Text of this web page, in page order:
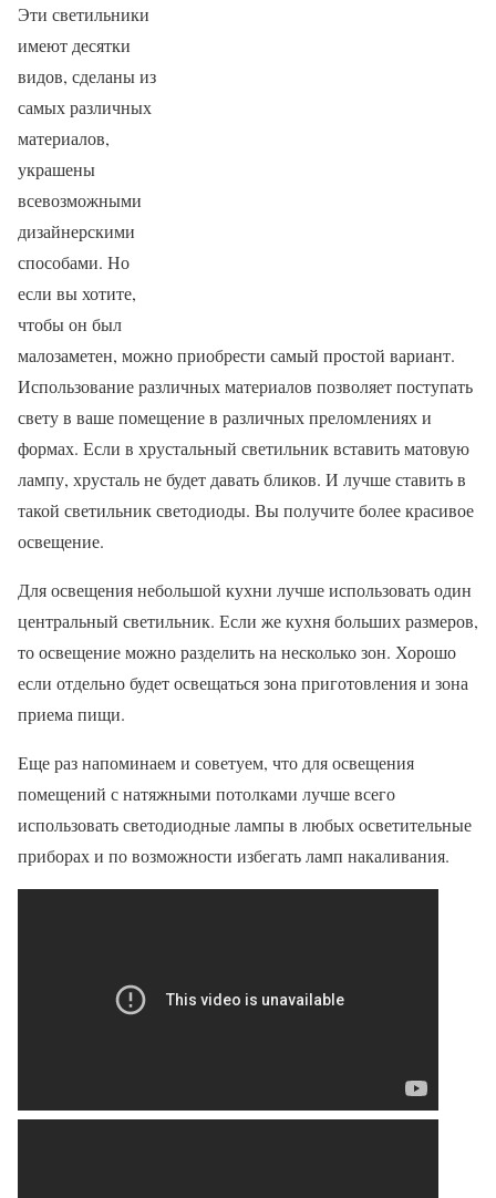
Эти светильники
имеют десятки
видов, сделаны из
самых различных
материалов,
украшены
всевозможными
дизайнерскими
способами. Но
если вы хотите,
чтобы он был
малозаметен, можно приобрести самый простой вариант.
Использование различных материалов позволяет поступать
свету в ваше помещение в различных преломлениях и
формах. Если в хрустальный светильник вставить матовую
лампу, хрусталь не будет давать бликов. И лучше ставить в
такой светильник светодиоды. Вы получите более красивое
освещение.
Для освещения небольшой кухни лучше использовать один
центральный светильник. Если же кухня больших размеров,
то освещение можно разделить на несколько зон. Хорошо
если отдельно будет освещаться зона приготовления и зона
приема пищи.
Еще раз напоминаем и советуем, что для освещения
помещений с натяжными потолками лучше всего
использовать светодиодные лампы в любых осветительные
приборах и по возможности избегать ламп накаливания.